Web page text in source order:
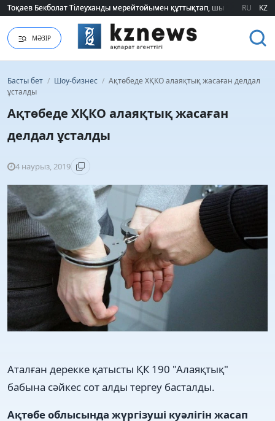
Тоқаев Бекболат Тілеуханды мерейтойымен құттықтап, шығармашылық
Тоқаев Бекболат Тілеуханды мерейтойымен құттықтап, шығармашылық
RU KZ
МӘЗІР
Басты бет / Шоу-бизнес / Ақтөбеде ХҚКО алаяқтық жасаған делдал
ұсталды
Ақтөбеде ХҚКО алаяқтық жасаған
делдал ұсталды
4 наурыз, 2019
Аталған дерекке қатысты ҚК 190 "Алаяқтық"
бабына сәйкес сот алды тергеу басталды.
Ақтөбе облысында жүргізуші куәлігін жасап